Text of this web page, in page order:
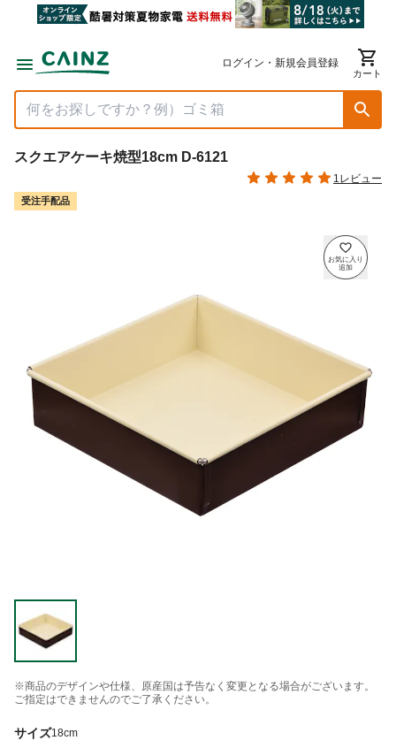
ログイン・新規会員登録
カート
スクエアケーキ焼型18cm D-6121
1レビュー
受注手配品
※商品のデザインや仕様、原産国は予告なく変更となる場合がございます。
ご指定はできませんのでご了承ください。
サイズ18cm